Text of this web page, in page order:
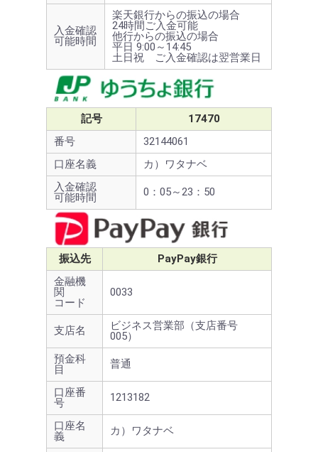
入金確認
可能時間
楽天銀行からの振込の場合
24時間ご入金可能
他行からの振込の場合
平日 9:00～14:45
土日祝 ご入金確認は翌営業日
記号
17470
番号
32144061
口座名義
カ）ワタナベ
入金確認
可能時間
0：05～23：50
振込先
PayPay銀行
金融機
関
コード
0033
支店名
ビジネス営業部（支店番号
005）
預金科
目
普通
口座番
号
1213182
口座名
義
カ）ワタナベ